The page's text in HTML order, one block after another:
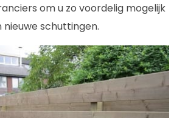
om u zo voordelig mogelijk
nieuwe schuttingen.